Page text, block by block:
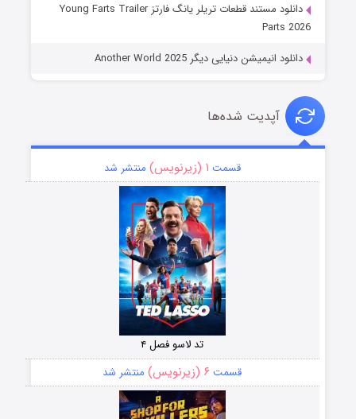
دانلود مستند قطعات تریلر یانگ فارتز Young Farts Trailer
Parts 2026
دانلود انیمیشن دنیایی دیگر Another World 2025
آپدیت شده‌ها
قسمت ۱ (زیرنویس) منتشر شد
تد لاسو فصل ۴
قسمت ۶ (زیرنویس) منتشر شد